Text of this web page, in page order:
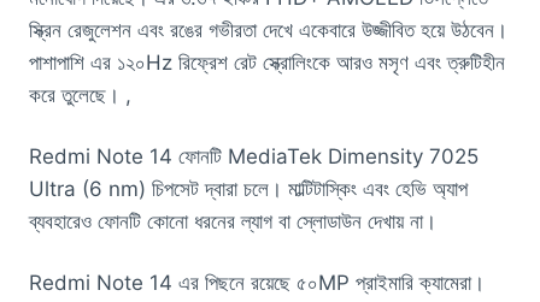
স্ক্রিন রেজুলেশন এবং রঙের গভীরতা দেখে একেবারে উজ্জীবিত হয়ে উঠবেন।
পাশাপাশি এর ১২০Hz রিফ্রেশ রেট স্ক্রোলিংকে আরও মসৃণ এবং ত্রুটিহীন
করে তুলেছে। ,
Redmi Note 14 ফোনটি MediaTek Dimensity 7025
Ultra (6 nm) চিপসেট দ্বারা চলে। মাল্টিটাস্কিং এবং হেভি অ্যাপ
ব্যবহারেও ফোনটি কোনো ধরনের ল্যাগ বা স্লোডাউন দেখায় না।
Redmi Note 14 এর পিছনে রয়েছে ৫০MP প্রাইমারি ক্যামেরা।